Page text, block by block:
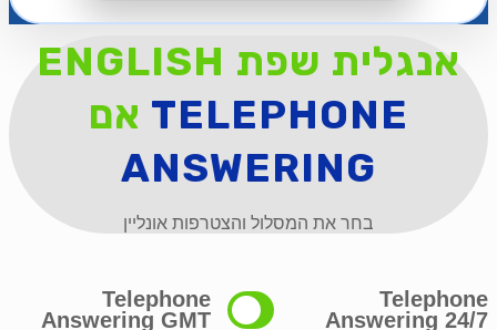
ENGLISH אנגלית שפת
אם TELEPHONE
ANSWERING
בחר את המסלול והצטרפות אונליין
Telephone
Answering GMT
Telephone
Answering 24/7